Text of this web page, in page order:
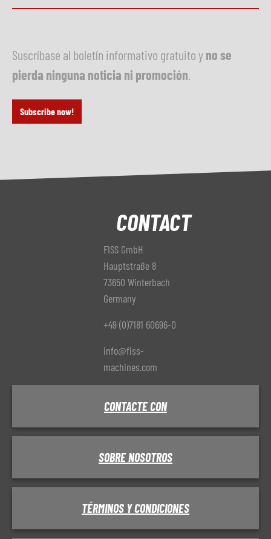
Suscríbase al boletín informativo gratuito yno se
pierda ninguna noticia ni promoción
Subscribe now!
CONTACT
FISS GmbH
Hauptstraße 8
73650 Winterbach
Germany
+49 (0)7181 60696-0
info@fiss-
machines.com
CONTACTE CON
SOBRE NOSOTROS
TÉRMINOS Y CONDICIONES